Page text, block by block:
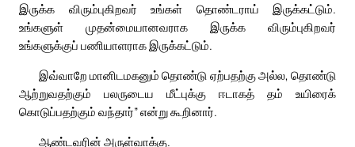
இருக்க விரும்புகிறவர் உங்கள் தொண்டராய் இருக்கட்டும்.
உங்களுள் முதன்மையானவராக இருக்க விரும்புகிறவர்
உங்களுக்குப் பணியாளராக இருக்கட்டும்.
இவ்வாறே மானிடமகனும் தொண்டு ஏற்பதற்கு அல்ல, தொண்டு
ஆற்றுவதற்கும் பலருடைய மீட்புக்கு ஈடாகத் தம் உயிரைக்
கொடுப்பதற்கும் வந்தார்” என்று கூறினார்.
ஆண்டவரின் அருள்வாக்கு.